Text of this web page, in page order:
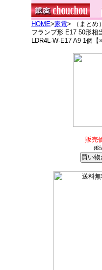
HOME>家電> （まとめ
フランプ形 E17 50形相
LDR4L-W-E17 A9 1個【
販売
(税